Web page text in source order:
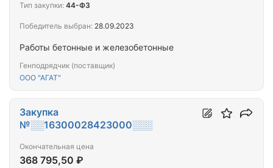
Работы бетонные и железобетонные
Генподрядчик (поставщик)
ООО "АГАТ"
Тип закупки: 44-ФЗ
Победитель выбран: 28.09.2023
Закупка
№░░16300028423000░░░
Окончательная цена
368 795,50 ₽